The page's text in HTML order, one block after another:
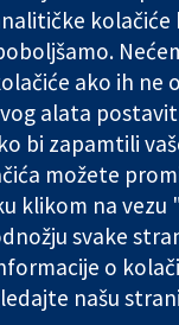
Ujedinjeno
Kraljevstvo
is a charity
(no.
registration number
Cochrane
kolačiće
ako ih ne
alata
bi zapamtili
možete
klikom na vezu
svake
o
našu